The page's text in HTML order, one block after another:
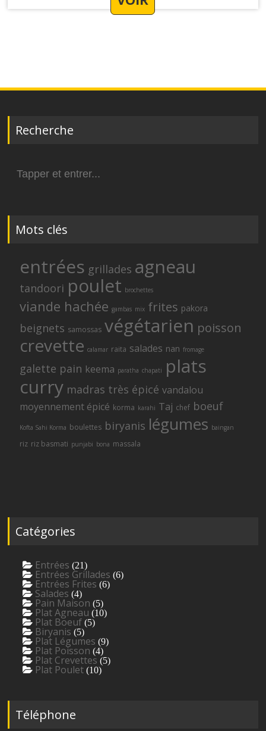
Recherche
for:
Mots clés
entrées grillades agneau
tandoori poulet brochettes
viande hachée gambas mix frites pakora
beignets samossas végétarien poisson
crevette calamar raita salades nan fromage
galette pain keema paratha chapati
plats
curry madras très épicé vandalou
moyennement épicé korma karahi Taj chef boeuf
Kofta Sahi Korma boulettes biryanis légumes baingan
riz riz basmati punjabi bona massala
Catégories
Entrées (21)
Entrées Grillades (6)
Entrées Frites (6)
Salades (4)
Pain Maison (5)
Plat Agneau (10)
Plat Boeuf (5)
Biryanis (5)
Plat Légumes (9)
Plat Poisson (4)
Plat Crevettes (5)
Plat Poulet (10)
Téléphone